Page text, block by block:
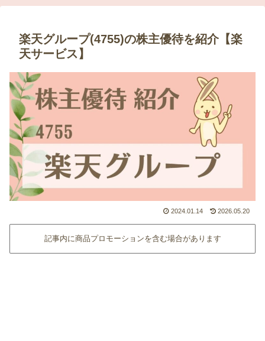
楽天グループ(4755)の株主優待を紹介【楽
天サービス】
2024.01.14 2026.05.20
記事内に商品プロモーションを含む場合があります